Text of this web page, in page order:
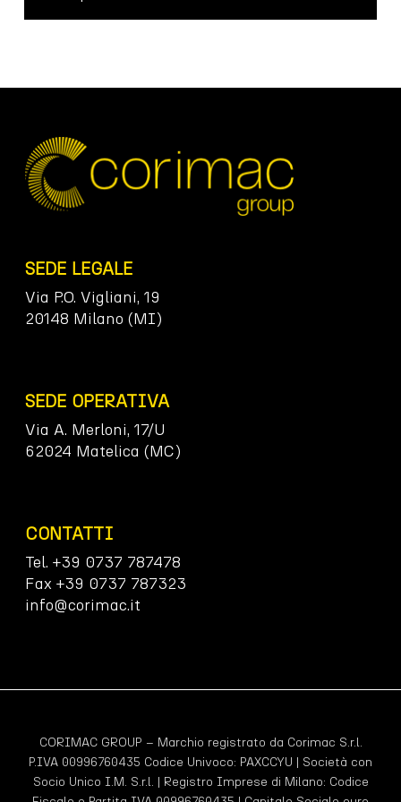
SEDE LEGALE
Via P.O. Vigliani, 19
20148 Milano (MI)
SEDE OPERATIVA
Via A. Merloni, 17/U
62024 Matelica (MC)
CONTATTI
Tel. +39 0737 787478
Fax +39 0737 787323
info@corimac.it
CORIMAC GROUP – Marchio registrato da Corimac S.r.l.
P.IVA 00996760435 Codice Univoco: PAXCCYU | Società con
Socio Unico I.M. S.r.l. | Registro Imprese di Milano: Codice